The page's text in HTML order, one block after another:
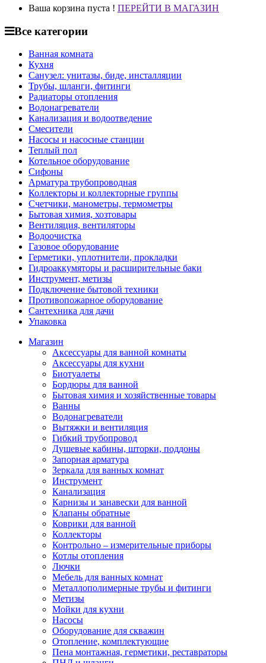
Ваша корзина пуста ! ПЕРЕЙТИ В МАГАЗИН
Все категории
Ванная комната
Кухня
Санузел: унитазы, биде, инсталляции
Трубы, шланги, фитинги
Радиаторы отопления
Водонагреватели
Канализация и водоотведение
Смесители
Насосы и насосные станции
Теплый пол
Котельное оборудование
Сифоны
Арматура трубопроводная
Коллекторы и коллекторные группы
Счетчики, манометры, термометры
Бытовая химия, хозтовары
Вентиляция, вентиляторы
Водоочистка
Газовое оборудование
Герметики, уплотнители, прокладки
Гидроаккумяторы и расширительные баки
Инструмент, метизы
Подключение бытовой техники
Противопожарное оборудование
Сантехника для дачи
Упаковка
Магазин
Аксессуары для ванной комнаты
Аксессуары для кухни
Биотуалеты
Бордюры для ванной
Бытовая химия и хозяйственные товары
Ванны
Водонагреватели
Вытяжки и вентиляция
Гибкий трубопровод
Душевые кабины, шторки, поддоны
Запорная арматура
Зеркала для ванных комнат
Инструмент
Канализация
Карнизы и занавески для ванной
Клапаны обратные
Коврики для ванной
Коллекторы
Контрольно – измерительные приборы
Котлы отопления
Лючки
Мебель для ванных комнат
Металлополимерные трубы и фитинги
Метизы
Мойки для кухни
Насосы
Оборудование для скважин
Отопление, комплектующие
Пена монтажная, герметики, реставраторы